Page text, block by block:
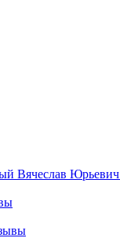
Вячеслав